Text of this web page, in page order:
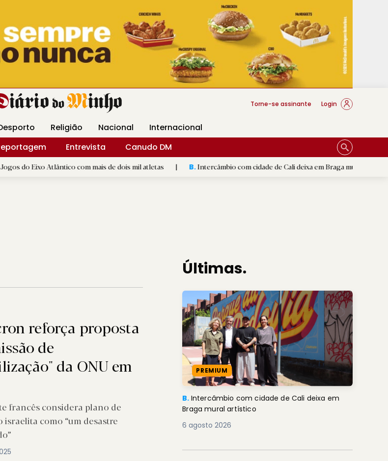
Gráfica DM Livraria DM Arquidiocese Braga
Torne-se assinante Login
Religião Nacional
Internacional
Entrevista
Canudo DM
Atlântico com mais de dois mil atletas | B.Intercâmbio com cidade de Cali deixa em Braga mural artístico
reforça proposta
de
da ONU em
francês considera plano de
israelita como “um desastre
Últimas.
PREMIUM
B. Intercâmbio com cidade de Cali deixa em
Braga mural artístico
6 agosto 2026